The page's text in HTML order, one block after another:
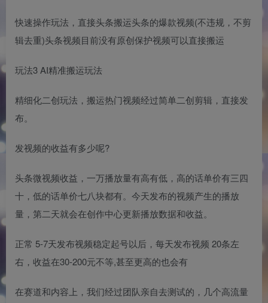
快速操作玩法，直接头条搬运头条的爆款视频(不违规，不剪
辑去重)头条视频目前没有原创保护视频可以直接搬运
玩法3 AI精准搬运玩法
精细化二创玩法，搬运热门视频经过简单二创剪辑，直接发
布。
发视频的收益有多少呢?
头条微视频收益，一万播放量有高有低，高的话单价有三四
十，低的话单价七八块都有。今天发布的视频产生的播放
量，第二天就会在创作中心更新播放数据和收益。
正常 5-7天发布视频稳定起号以后，每天发布视频 20条左
右，收益在30-200元不等,甚至更高的也会有
在赛道和内容上，我们经过团队亲自去测试的，几个高流量